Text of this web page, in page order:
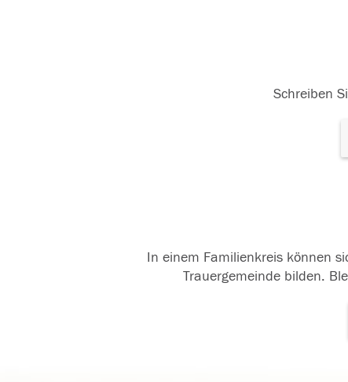
Schreiben
In einem Familienkreis können
Trauergemeinde bilden.